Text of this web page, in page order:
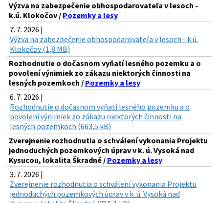
Výzva na zabezpečenie obhospodarovateľa v lesoch -
k.ú. Klokočov / Pozemky a lesy
7. 7. 2026 |
Výzva na zabezpečenie obhospodarovateľa v lesoch - k.ú.
Klokočov (1,8 MB)
Rozhodnutie o dočasnom vyňatí lesného pozemku a o
povolení výnimiek zo zákazu niektorých činnosti na
lesných pozemkoch / Pozemky a lesy
6. 7. 2026 |
Rozhodnutie o dočasnom vyňatí lesného pozemku a o
povolení výnimiek zo zákazu niektorých činnosti na
lesných pozemkoch (663,5 kB)
Zverejnenie rozhodnutia o schválení vykonania Projektu
jednoduchých pozemkových úprav v k. ú. Vysoká nad
Kysucou, lokalita Škradné / Pozemky a lesy
3. 7. 2026 |
Zverejnenie rozhodnutia o schválení vykonania Projektu
jednoduchých pozemkových úprav v k. ú. Vysoká nad